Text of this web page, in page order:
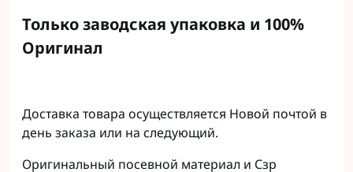
Только заводская упаковка и 100%
Оригинал
Доставка товара осуществляется Новой почтой в
день заказа или на следующий.
Оригинальный посевной материал и Сзр